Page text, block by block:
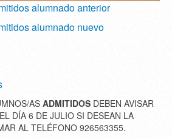
alumnado anterior
alumnado nuevo
AS ADMITIDOS DEBEN AVISAR
DÍA 6 DE JULIO SI DESEAN LA
AL TELÉFONO 926563355.